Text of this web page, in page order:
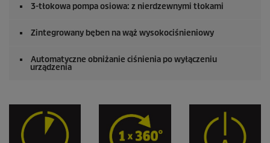
3-tłokowa pompa osiowa: z nierdzewnymi tłokami
Zintegrowany bęben na wąż wysokociśnieniowy
Automatyczne obniżanie ciśnienia po wyłączeniu
urządzenia